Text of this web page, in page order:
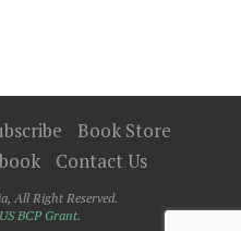
Book Store
Contact Us
All Right Reserved.
BCP Grant.